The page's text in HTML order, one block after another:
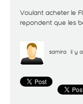
Voulant acheter le
repondent que les
samira il y